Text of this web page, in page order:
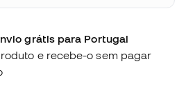
grátis para Portugal
e recebe-o sem pagar